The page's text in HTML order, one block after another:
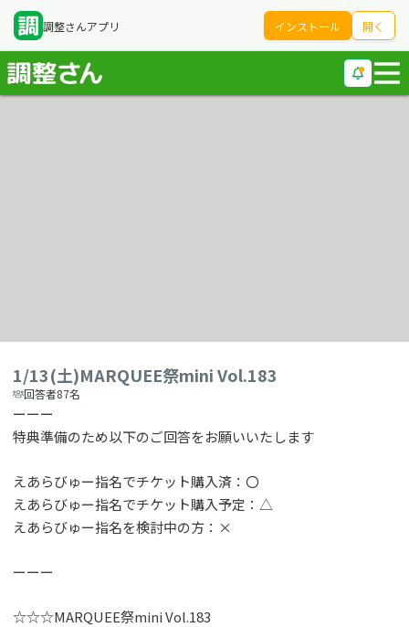
調整さんアプリ インストール 開く
1/13(土)MARQUEE祭mini Vol.183
回答者87名
ーーー
特典準備のため以下のご回答をお願いいたします
えあらびゅー指名でチケット購入済：〇
えあらびゅー指名でチケット購入予定：△
えあらびゅー指名を検討中の方：×
ーーー
☆☆☆MARQUEE祭mini Vol.183